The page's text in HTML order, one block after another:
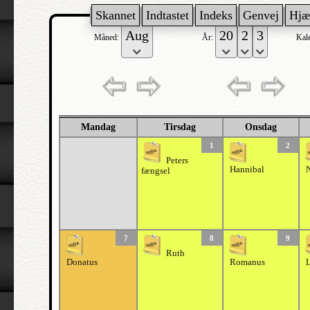
Skannet Indtastet Indeks Genvej
Måned: År:
Mandag Tirsdag Onsdag
1
Peters
fængsel
2
Hannibal
7
Donatus
8
Ruth
9
Romanus